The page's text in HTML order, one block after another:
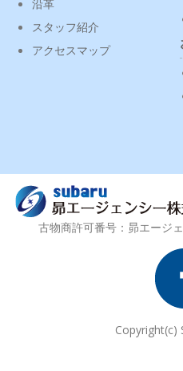
沿革
スタッフ紹介
アクセスマップ
古物商許可番号：昴エー
Copyright(c)